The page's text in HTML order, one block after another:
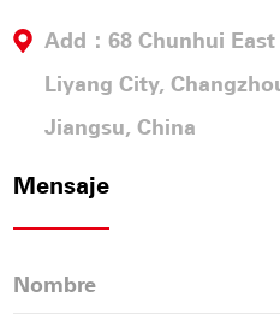
Add：68 Chunhui
Liyang City,
Jiangsu, China
Mensaje